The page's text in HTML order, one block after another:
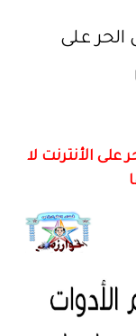
من خلال الإعلانات أو
الحر على
الأنترنت لا